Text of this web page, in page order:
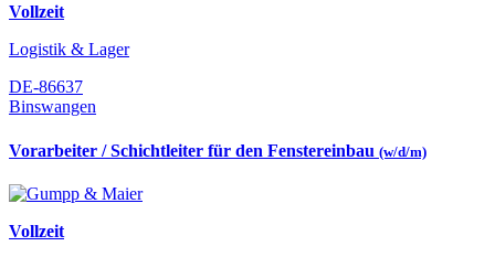
Vollzeit
Logistik & Lager
DE-86637
Binswangen
Vorarbeiter / Schichtleiter für den Fenstereinbau (w/d/m)
Vollzeit